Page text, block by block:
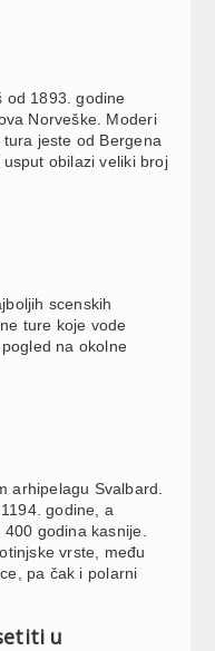
od 1893. godine
Norveške. Moderi
jeste od Bergena
obilazi veliki broj
scenskih
ture koje vode
na okolne
arhipelagu Svalbard.
godine, a
godina kasnije.
vrste, među
pa čak i polarni
u